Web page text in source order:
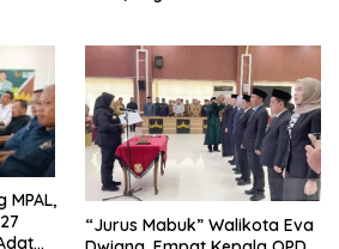
MPAL,
“Jurus Mabuk” Walikota Eva